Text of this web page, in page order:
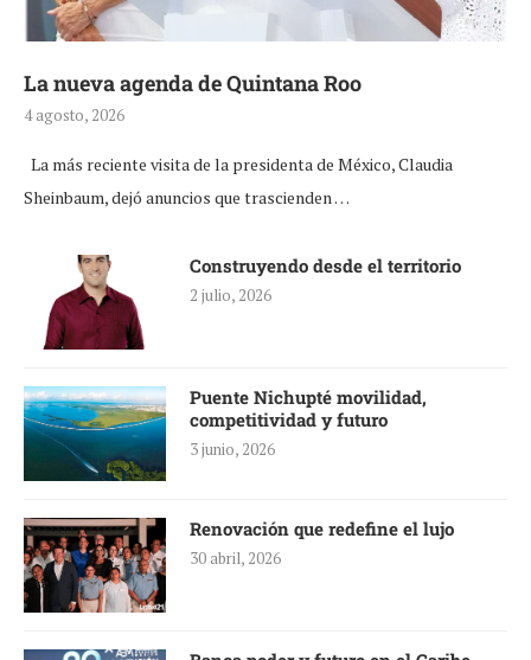
La nueva agenda de Quintana Roo
4 agosto, 2026
La más reciente visita de la presidenta de México, Claudia
Sheinbaum, dejó anuncios que trascienden …
Construyendo desde el territorio
2 julio, 2026
Puente Nichupté movilidad,
competitividad y futuro
3 junio, 2026
Renovación que redefine el lujo
30 abril, 2026